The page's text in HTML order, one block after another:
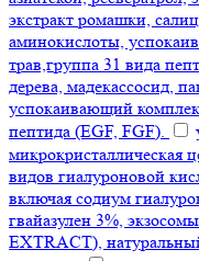
экстракт ромашки,
аминокислоты,
трав,группа 31 вида
дерева, мадекассосид,
успокаивающий
пептида (EGF, FGF).
микрокристаллическая
видов гиалуроновой
включая содиум
гвайазулен 3%,
EXTRACT),